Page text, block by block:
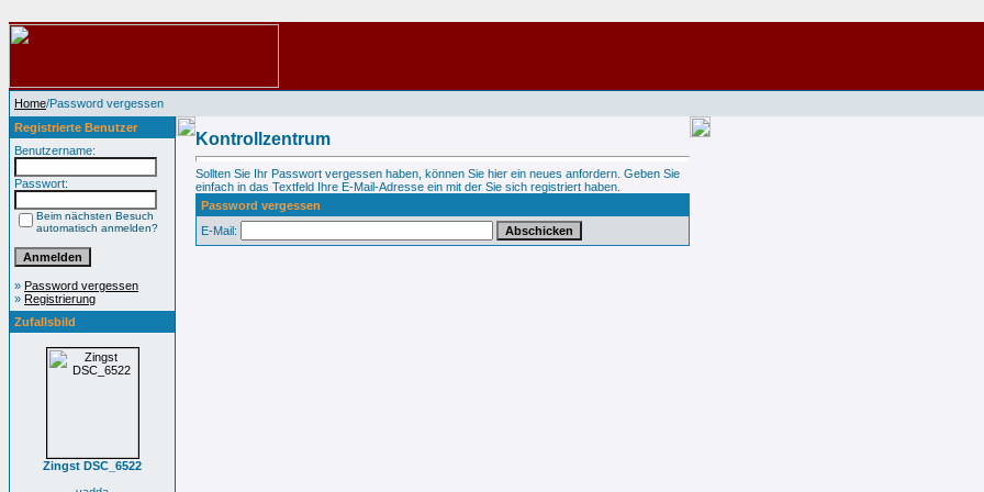
Home/Password vergessen
Registrierte Benutzer
Benutzername:
Passwort:
Beim nächsten Besuch
automatisch anmelden?
» Password vergessen
» Registrierung
Zufallsbild
Zingst DSC_6522
Kontrollzentrum
Sollten Sie Ihr Passwort vergessen haben, können Sie hier ein neues anfordern. Geben Sie
einfach in das Textfeld Ihre E-Mail-Adresse ein mit der Sie sich registriert haben.
Password vergessen
E-Mail: